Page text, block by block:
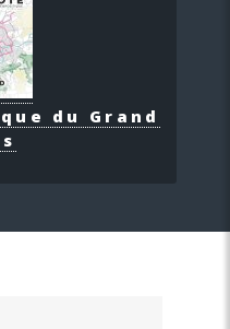
du Grand